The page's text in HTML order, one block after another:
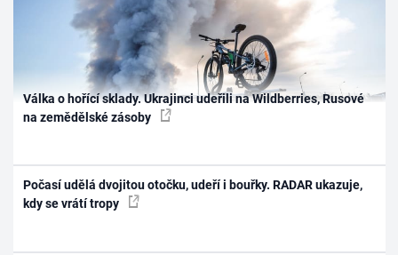
Válka o hořící sklady. Ukrajinci udeřili na Wildberries, Rusové
na zemědělské zásoby
Počasí udělá dvojitou otočku, udeří i bouřky. RADAR ukazuje,
kdy se vrátí tropy